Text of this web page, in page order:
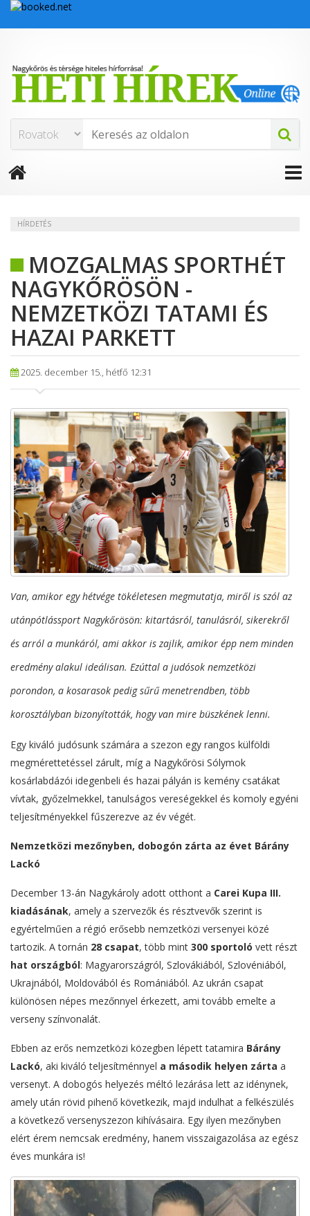
HÍRDETÉS
MOZGALMAS SPORTHÉT
NAGYKŐRÖSÖN -
NEMZETKÖZI TATAMI ÉS
HAZAI PARKETT
2025. december 15., hétfő 12:31
Van, amikor egy hétvége tökéletesen megmutatja, miről is szól az
utánpótlássport Nagykőrösön: kitartásról, tanulásról, sikerekről
és arról a munkáról, ami akkor is zajlik, amikor épp nem minden
eredmény alakul ideálisan. Ezúttal a judósok nemzetközi
porondon, a kosarasok pedig sűrű menetrendben, több
korosztályban bizonyították, hogy van mire büszkének lenni.
Egy kiváló judósunk számára a szezon egy rangos külföldi
megmérettetéssel zárult, míg a Nagykőrösi Sólymok
kosárlabdázói idegenbeli és hazai pályán is kemény csatákat
vívtak, győzelmekkel, tanulságos vereségekkel és komoly egyéni
teljesítményekkel fűszerezve az év végét.
Nemzetközi mezőnyben, dobogón zárta az évet Bárány
Lackó
December 13-án Nagykároly adott otthont a Carei Kupa III.
kiadásának, amely a szervezők és résztvevők szerint is
egyértelműen a régió erősebb nemzetközi versenyei közé
tartozik. A tornán 28 csapat, több mint 300 sportoló vett részt
hat országból: Magyarországról, Szlovákiából, Szlovéniából,
Ukrajnából, Moldovából és Romániából. Az ukrán csapat
különösen népes mezőnnyel érkezett, ami tovább emelte a
verseny színvonalát.
Ebben az erős nemzetközi közegben lépett tatamira Bárány
Lackó, aki kiváló teljesítménnyel a második helyen zárta a
versenyt. A dobogós helyezés méltó lezárása lett az idénynek,
amely után rövid pihenő következik, majd indulhat a felkészülés
a következő versenyszezon kihívásaira. Egy ilyen mezőnyben
elért érem nemcsak eredmény, hanem visszaigazolása az egész
éves munkára is!